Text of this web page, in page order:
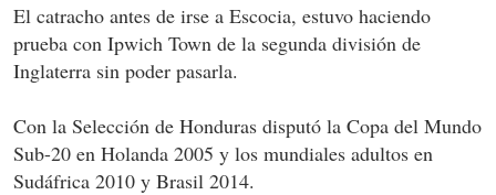
El catracho antes de irse a Escocia, estuvo haciendo
prueba con Ipwich Town de la segunda división de
Inglaterra sin poder pasarla.
Con la Selección de Honduras disputó la Copa del Mundo
Sub-20 en Holanda 2005 y los mundiales adultos en
Sudáfrica 2010 y Brasil 2014.